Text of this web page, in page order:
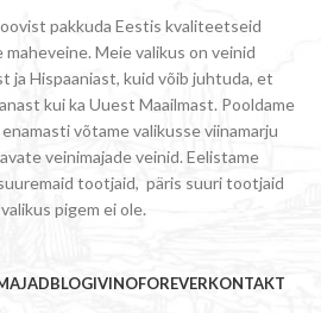
pakkuda Eestis kvaliteetseid
Meie valikus on veinid
ja Hispaaniast, kuid võib juhtuda, et
kui ka Uuest Maailmast. Pooldame
võtame valikusse viinamarju
veinimajade veinid. Eelistame
tootjaid, päris suuri tootjaid
pigem ei ole.
BLOGIVINOFOREVERKONTAKT